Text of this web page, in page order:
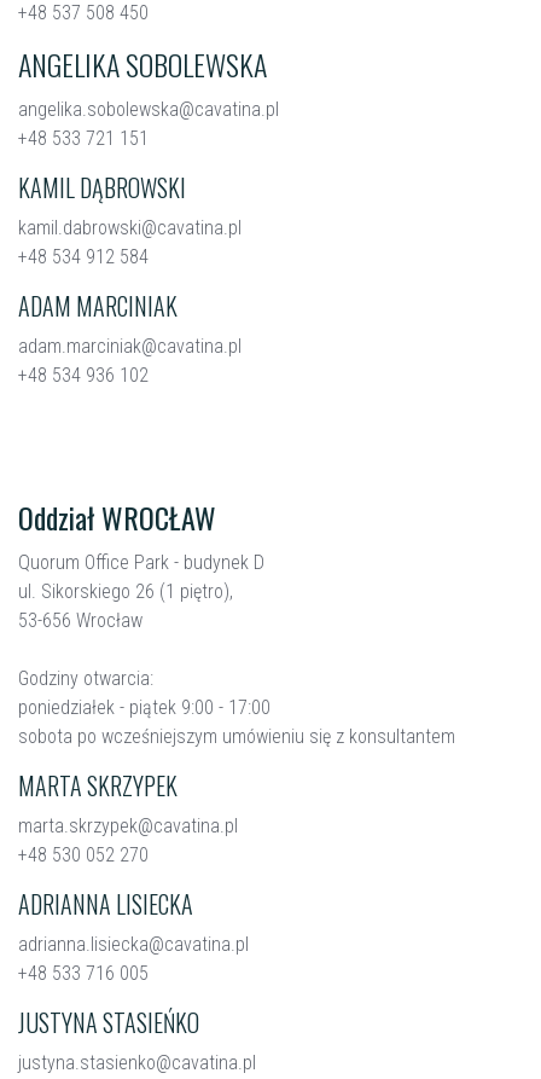
+48 537 508 450
ANGELIKA SOBOLEWSKA
angelika.sobolewska@cavatina.pl
+48 533 721 151
KAMIL DĄBROWSKI
kamil.dabrowski@cavatina.pl
+48 534 912 584
ADAM MARCINIAK
adam.marciniak@cavatina.pl
+48 534 936 102
Oddział WROCŁAW
Quorum Office Park - budynek D
ul. Sikorskiego 26 (1 piętro),
53-656 Wrocław
Godziny otwarcia:
poniedziałek - piątek 9:00 - 17:00
sobota po wcześniejszym umówieniu się z konsultantem
MARTA SKRZYPEK
marta.skrzypek@cavatina.pl
+48 530 052 270
ADRIANNA LISIECKA
adrianna.lisiecka@cavatina.pl
+48 533 716 005
JUSTYNA STASIEŃKO
justyna.stasienko@cavatina.pl